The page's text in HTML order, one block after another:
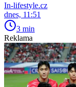
In-lifestyle.cz
dnes, 11:51
3 min
Reklama